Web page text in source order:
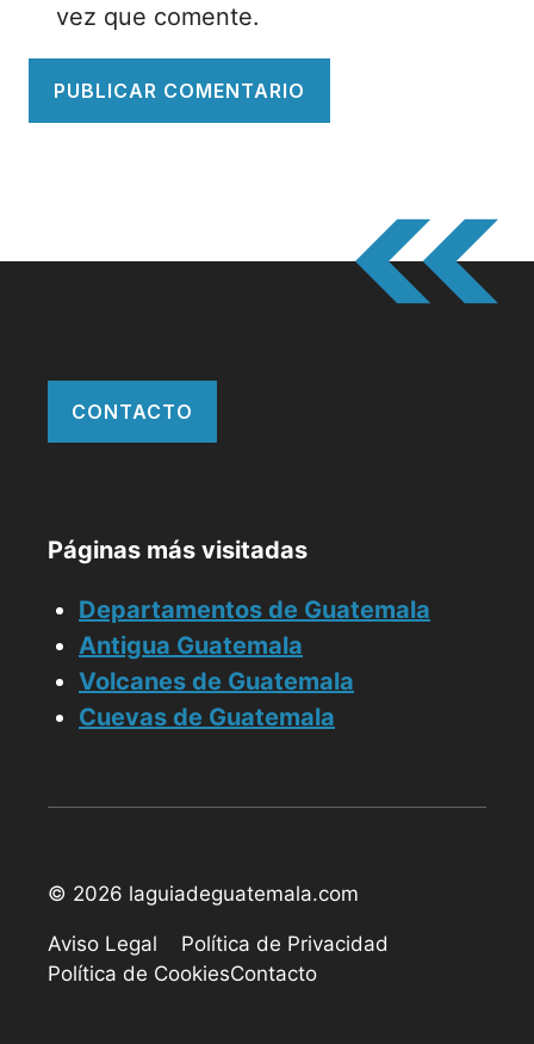
vez que comente.
CONTACTO
Páginas más visitadas
Departamentos de Guatemala
Antigua Guatemala
Volcanes de Guatemala
Cuevas de Guatemala
© 2026 laguiadeguatemala.com
Aviso Legal
Política de Privacidad
Política de CookiesContacto